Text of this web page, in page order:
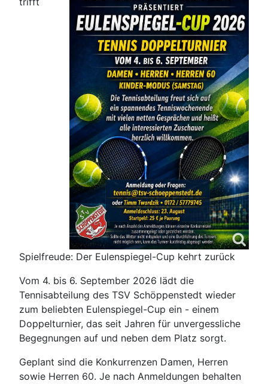
Spielfreude: Der Eulenspiegel-Cup kehrt zurück
Vom 4. bis 6. September 2026 lädt die
Tennisabteilung des TSV Schöppenstedt wieder
zum beliebten Eulenspiegel-Cup ein - einem
Doppelturnier, das seit Jahren für unvergessliche
Begegnungen auf und neben dem Platz sorgt.
Geplant sind die Konkurrenzen Damen, Herren
sowie Herren 60. Je nach Anmeldungen behalten